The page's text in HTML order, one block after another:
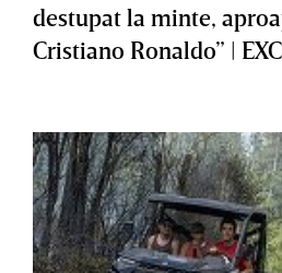
destupat la minte,
Cristiano Ronaldo” |